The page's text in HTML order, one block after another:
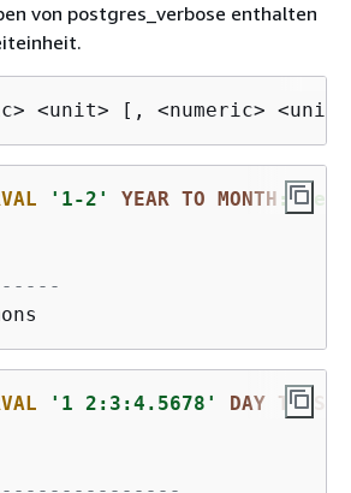
von postgres_verbose enthalten
<unit> [, <numeric>
'1-2' YEAR TO MONTH
'1 2:3:4.5678' DAY TO